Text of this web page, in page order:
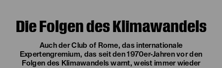
Die Folgen des Klimawandels
Auch der Club of Rome, das internationale
Expertengremium, das seit den 1970er-Jahren vor den
Folgen des Klimawandels warnt, weist immer wieder